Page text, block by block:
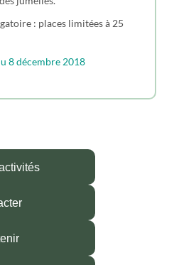
: places limitées à 25
8 décembre 2018